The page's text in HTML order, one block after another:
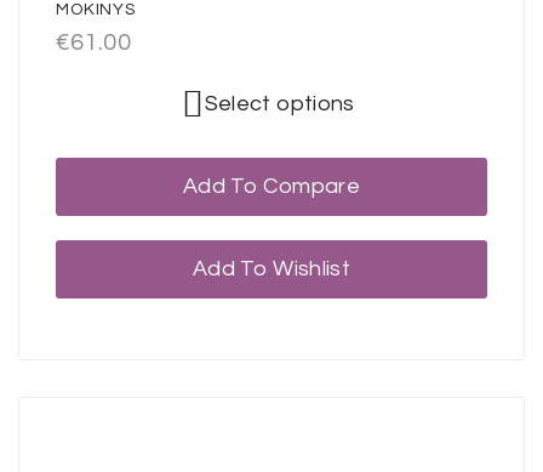
MOKINYS
€61.00
Select options
Add To Compare
Add To Wishlist